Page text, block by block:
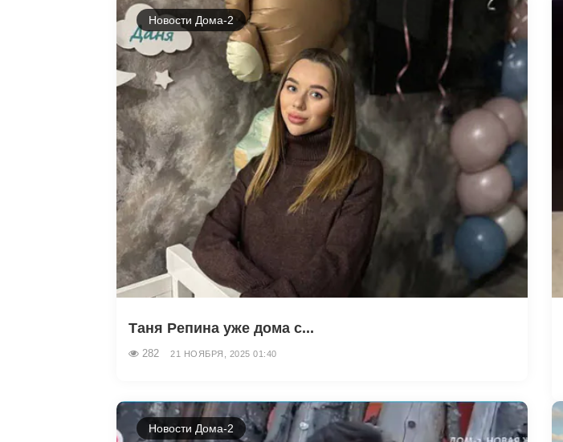
Новости Дома-2
Таня Репина уже дома с...
282 21 НОЯБРЯ, 2025 01:40
Новости Дома-2